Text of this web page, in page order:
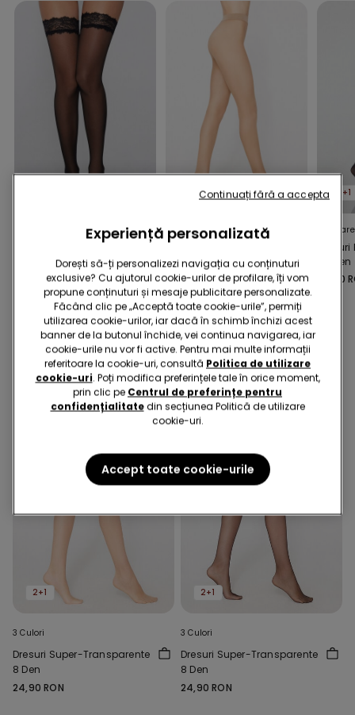
Dresuri Auto-Susținute
20 Den cu Volan
Dantelă
49,90 RON
2+1
2 Culori
Dresuri fără Cusături
40 Denier
39,90 RON
2+1
1 Culoare
40 Den
59,90
S-ar putea să-ți placă și:
2+1
3 Culori
Dresuri Super-Transparente
8 Den
24,90 RON
2+1
3 Culori
Dresuri Super-Transparente
8 Den
24,90 RON
Experiență personalizată
Dorești să-ți personalizezi navigația cu conținuturi
exclusive? Cu ajutorul cookie-urilor de profilare, îți vom
propune conținuturi și mesaje publicitare personalizate.
Făcând clic pe „Acceptă toate cookie-urile”, permiți
utilizarea cookie-urilor, iar dacă în schimb închizi acest
banner de la butonul închide, vei continua navigarea, iar
cookie-urile nu vor fi active. Pentru mai multe informații
referitoare la cookie-uri, consultă Politica de utilizare
cookie-uri. Poți modifica preferințele tale în orice moment,
prin clic pe Centrul de preferințe pentru
confidențialitatedin secțiunea Politică de utilizare
cookie-uri.
Accept toate cookie-urile
Continuați fără a accepta